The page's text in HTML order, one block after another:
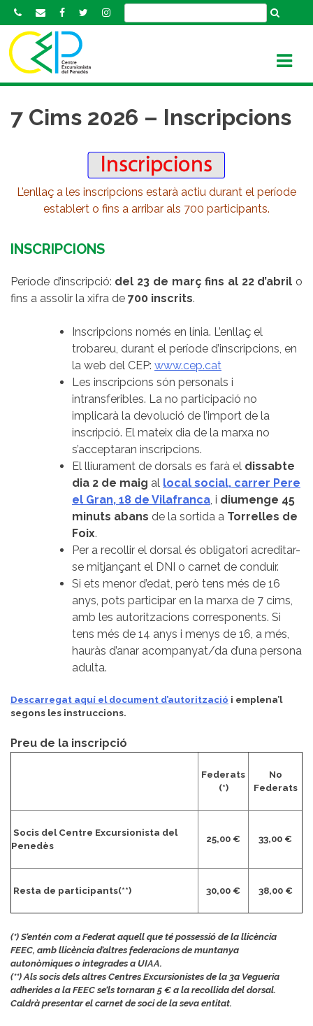
k
7 Cims 2026 – Inscripcions
L’enllaç a les inscripcions estarà actiu durant el període
establert o fins a arribar als 700 participants.
INSCRIPCIONS
Període d’inscripció: del 23 de març fins al 22 d’abril o
fins a assolir la xifra de 700 inscrits.
Inscripcions només en línia. L’enllaç el
trobareu, durant el període d’inscripcions, en
la web del CEP: www.cep.cat
Les inscripcions són personals i
intransferibles. La no participació no
implicarà la devolució de l’import de la
inscripció. El mateix dia de la marxa no
s’acceptaran inscripcions.
El lliurament de dorsals es farà el dissabte
dia 2 de maig al local social, carrer Pere
el Gran, 18 de Vilafranca, i diumenge 45
minuts abans de la sortida a Torrelles de
Foix.
Per a recollir el dorsal és obligatori acreditar-
se mitjançant el DNI o carnet de conduir.
Si ets menor d’edat, però tens més de 16
anys, pots participar en la marxa de 7 cims,
amb les autoritzacions corresponents. Si
tens més de 14 anys i menys de 16, a més,
hauràs d’anar acompanyat/da d’una persona
adulta.
Descarregat aquí el document d’autorització i emplena’l
segons les instruccions.
Preu de la inscripció
Federats
(*)
No
Federats
Socis del Centre Excursionista del
Penedès
25,00 € 33,00 €
Resta de participants(**) 30,00 € 38,00 €
(*) S’entén com a Federat aquell que té possessió de la llicència
FEEC, amb llicència d’altres federacions de muntanya
autonòmiques o integrades a UIAA.
(**) Als socis dels altres Centres Excursionistes de la 3a Vegueria
adherides a la FEEC se’ls tornaran 5 € a la recollida del dorsal.
Caldrà presentar el carnet de soci de la seva entitat.